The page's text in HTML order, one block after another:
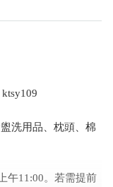
洗用品、枕頭、棉
午11:00。若需提前